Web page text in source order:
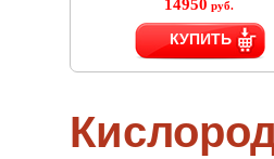
14950 руб.
КУПИТЬ